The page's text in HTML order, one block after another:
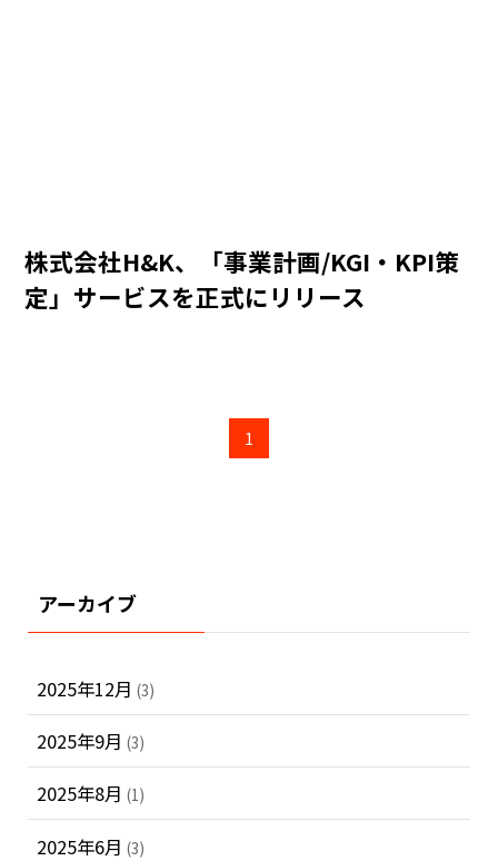
株式会社H&K、「事業計画/KGI・KPI策
定」サービスを正式にリリース
1
アーカイブ
2025年12月 (3)
2025年9月 (3)
2025年8月 (1)
2025年6月 (3)